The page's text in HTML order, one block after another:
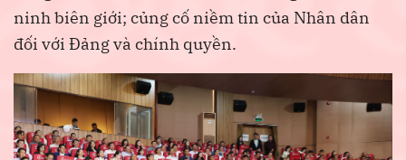
ninh biên giới; củng cố niềm tin của Nhân dân
đối với Đảng và chính quyền.